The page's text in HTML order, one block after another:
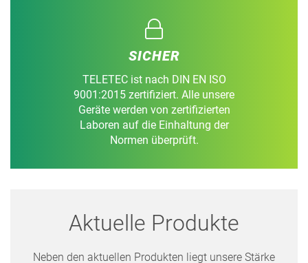
SICHER
TELETEC ist nach DIN EN ISO
9001:2015 zertifiziert. Alle unsere
Geräte werden von zertifizierten
Laboren auf die Einhaltung der
Normen überprüft.
Aktuelle Produkte
Neben den aktuellen Produkten liegt unsere Stärke